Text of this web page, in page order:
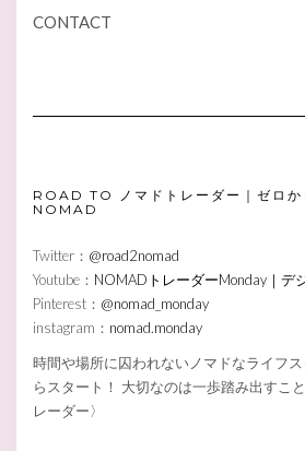
CONTACT
ROAD TO ノマドトレーダー｜ゼロ
NOMAD
Twitter： @road2nomad
Youtube： NOMADトレーダーMonday｜デ
Pinterest： @nomad_monday
instagram： nomad.monday
時間や場所に囚われないノマドなライフ
らスタート！ 大切なのは一歩踏み出すこ
レーダー〉